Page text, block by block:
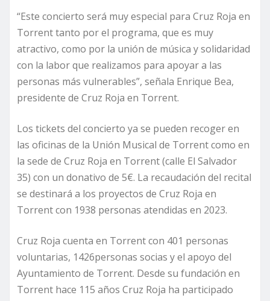
“Este concierto será muy especial para Cruz Roja en
Torrent tanto por el programa, que es muy
atractivo, como por la unión de música y solidaridad
con la labor que realizamos para apoyar a las
personas más vulnerables”, señala Enrique Bea,
presidente de Cruz Roja en Torrent.
Los tickets del concierto ya se pueden recoger en
las oficinas de la Unión Musical de Torrent como en
la sede de Cruz Roja en Torrent (calle El Salvador
35) con un donativo de 5€. La recaudación del recital
se destinará a los proyectos de Cruz Roja en
Torrent con 1938 personas atendidas en 2023.
Cruz Roja cuenta en Torrent con 401 personas
voluntarias, 1426personas socias y el apoyo del
Ayuntamiento de Torrent. Desde su fundación en
Torrent hace 115 años Cruz Roja ha participado